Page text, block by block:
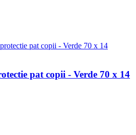
pat copii - Verde 70 x 14